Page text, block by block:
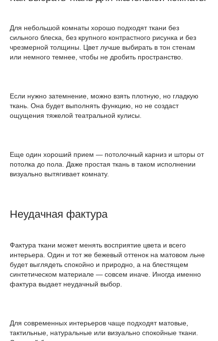
Для небольшой комнаты хорошо подходят ткани без
сильного блеска, без крупного контрастного рисунка и без
чрезмерной толщины. Цвет лучше выбирать в тон стенам
или немного темнее, чтобы не дробить пространство.
Если нужно затемнение, можно взять плотную, но гладкую
ткань. Она будет выполнять функцию, но не создаст
ощущения тяжелой театральной кулисы.
Еще один хороший прием — потолочный карниз и шторы от
потолка до пола. Даже простая ткань в таком исполнении
визуально вытягивает комнату.
Неудачная фактура
Фактура ткани может менять восприятие цвета и всего
интерьера. Один и тот же бежевый оттенок на матовом льне
будет выглядеть спокойно и природно, а на блестящем
синтетическом материале — совсем иначе. Иногда именно
фактура выдает неудачный выбор.
Для современных интерьеров чаще подходят матовые,
тактильные, натуральные или визуально спокойные ткани.